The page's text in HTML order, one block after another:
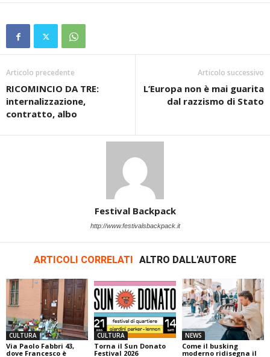
Articolo precedente
RICOMINCIO DA TRE:
internalizzazione,
contratto, albo
Articolo successivo
L’Europa non è mai guarita
dal razzismo di Stato
Festival Backpack
http://www.festivalsbackpack.it
ARTICOLI CORRELATI ALTRO DALL'AUTORE
CULTURA
Via Paolo Fabbri 43,
dove Francesco è
CULTURA
Torna il Sun Donato
Festival 2026
NEWS
Come il busking
moderno ridisegna il